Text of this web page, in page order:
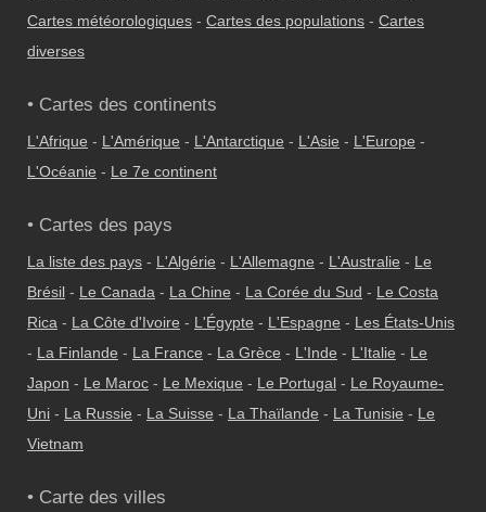
Cartes météorologiques - Cartes des populations - Cartes
diverses
• Cartes des continents
L'Afrique - L'Amérique - L'Antarctique - L'Asie - L'Europe -
L'Océanie - Le 7e continent
• Cartes des pays
La liste des pays - L'Algérie - L'Allemagne - L'Australie - Le
Brésil - Le Canada - La Chine - La Corée du Sud - Le Costa
Rica - La Côte d'Ivoire - L'Égypte - L'Espagne - Les États-Unis
- La Finlande - La France - La Grèce - L'Inde - L'Italie - Le
Japon - Le Maroc - Le Mexique - Le Portugal - Le Royaume-
Uni - La Russie - La Suisse - La Thaïlande - La Tunisie - Le
Vietnam
• Carte des villes